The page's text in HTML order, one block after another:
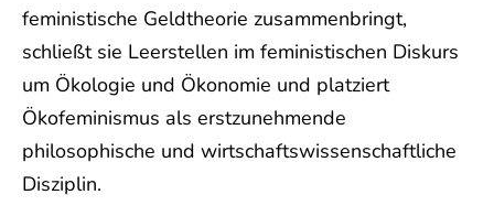
feministische Geldtheorie zusammenbringt,
schließt sie Leerstellen im feministischen Diskurs
um Ökologie und Ökonomie und platziert
Ökofeminismus als erstzunehmende
philosophische und wirtschaftswissenschaftliche
Disziplin.